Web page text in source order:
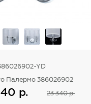
YD
Палермо 386026902
р.
23 340 р.